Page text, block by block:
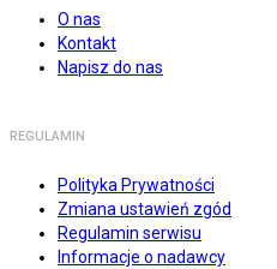
O nas
Kontakt
Napisz do nas
REGULAMIN
Polityka Prywatności
Zmiana ustawień zgód
Regulamin serwisu
Informacje o nadawcy